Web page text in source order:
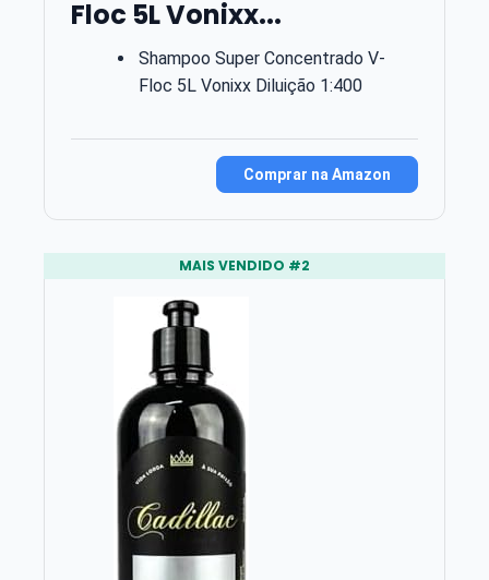
Floc 5L Vonixx...
Shampoo Super Concentrado V-
Floc 5L Vonixx Diluição 1:400
Comprar na Amazon
MAIS VENDIDO #2